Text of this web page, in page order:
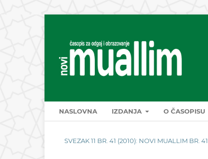
NASLOVNA IZDANJA O ČASOPISU
SVEZAK 11 BR. 41 (2010): NOVI MUALLIM BR. 41